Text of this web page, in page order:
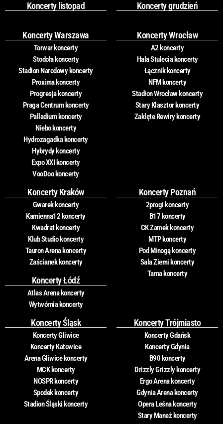
Koncerty listopad
Koncerty grudzień
Koncerty Warszawa
Torwar koncerty
Stodoła koncerty
Stadion Narodowy koncerty
Proxima koncerty
Progresja koncerty
Praga Centrum koncerty
Palladium koncerty
Niebo koncerty
Hydrozagadka koncerty
Hybrydy koncerty
Expo XXI koncerty
VooDoo koncerty
Koncerty Wrocław
A2 koncerty
Hala Stulecia koncerty
Łącznik koncerty
NFM koncerty
Stadion Wrocław koncerty
Stary Klasztor koncerty
Zaklęte Rewiry koncerty
Koncerty Kraków
Gwarek koncerty
Kamienna12 koncerty
Kwadrat koncerty
Klub Studio koncerty
Tauron Arena koncerty
Zaścianek koncerty
Koncerty Łódź
Atlas Arena koncerty
Wytwórnia koncerty
Koncerty Poznań
2progi koncerty
B17 koncerty
CK Zamek koncerty
MTP koncerty
Pod Minogą koncerty
Sala Ziemi koncerty
Tama koncerty
Koncerty Śląsk
Koncerty Gliwice
Koncerty Katowice
Arena Gliwice koncerty
MCK koncerty
NOSPR koncerty
Spodek koncerty
Stadion Śląski koncerty
Koncerty Trójmiasto
Koncerty Gdańsk
Koncerty Gdynia
B90 koncerty
Drizzly Grizzly koncerty
Ergo Arena koncerty
Gdynia Arena koncerty
Opera Leśna koncerty
Stary Maneż koncerty